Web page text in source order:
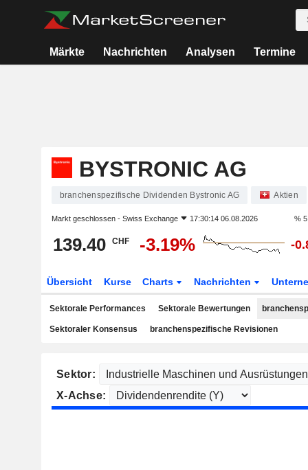
Märkte Nachrichten Analysen Termine
BYSTRONIC AG
branchenspezifische Dividenden Bystronic AG Aktien
Markt geschlossen - Swiss Exchange 17:30:14 06.08.2026 %
139.40 CHF -3.19% -
Übersicht Kurse Charts Nachrichten
Sektorale Performances Sektorale Bewertungen
Sektoraler Konsensus branchenspezifische Revisionen
Sektor:
X-Achse: